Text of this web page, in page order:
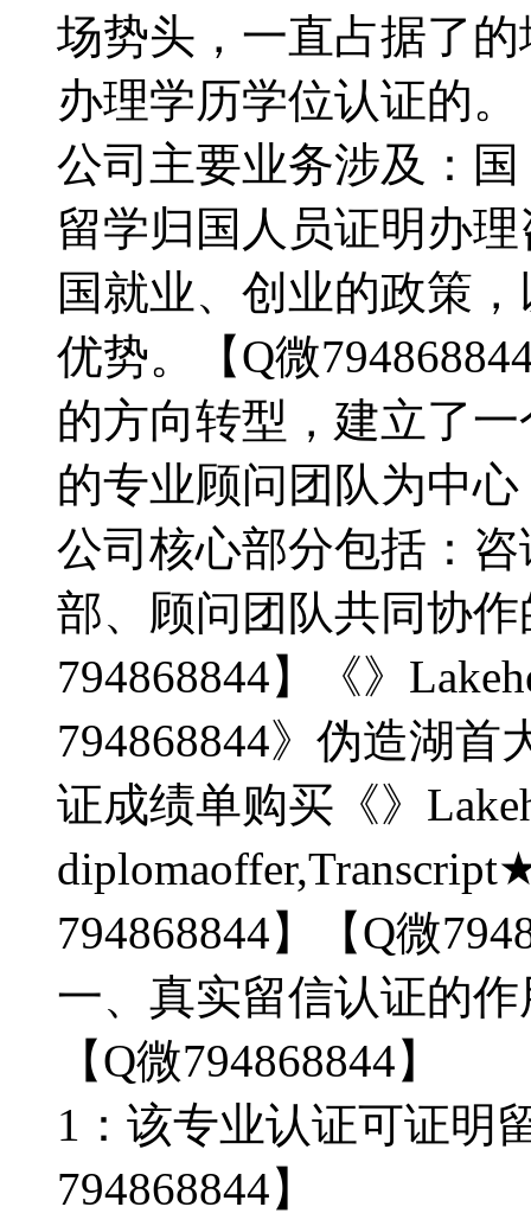
场势头，一直占据了
办理学历学位认证的。
公司主要业务涉及：
留学归国人员证明办
国就业、创业的政策
优势。【Q微
的方向转型，建立了
的专业顾问团队为中心
公司核心部分包括：
部、顾问团队共同协
794868844】《》
794868844》伪造湖
证成绩单购买《》
794868844】【Q微
一、真实留信认证的
【Q微794868844】
1：该专业认证可证明
794868844】